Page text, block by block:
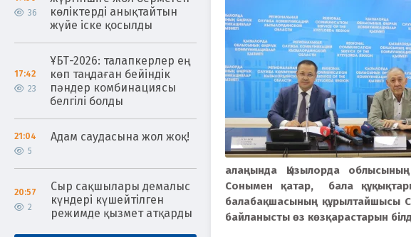
36
көліктерді анықтайтын
жүйе іске қосылды
17:42
23
ҰБТ-2026: талапкерлер ең
көп таңдаған бейіндік
пәндер комбинациясы
белгілі болды
21:04
5
Адам саудасына жол жоқ!
20:57
2
Сыр сақшылары демалыс
күндері күшейтілген
режимде қызмет атқарды
алаңында Қызылорда
Сонымен қатар, бала
балабақшасының құрылтайшысы
байланысты өз көзқарастарын